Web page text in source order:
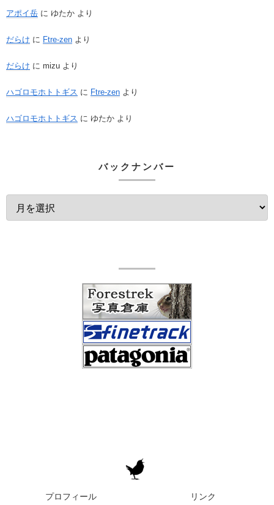
アポイ岳 に ゆたか より
だらけ に Ftre-zen より
だらけ に mizu より
ハゴロモホトトギス に Ftre-zen より
ハゴロモホトトギス に ゆたか より
バックナンバー
プロフィール リンク